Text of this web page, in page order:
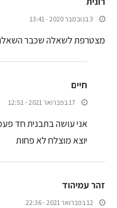
3 בנובמבר 2020 - 13:41
מצטרפת לשאלה שכבר השאלה.
חיים
17 בפברואר 2021 - 12:51
אני עושה בתבנית חד
יוצא מוצלח לא פחות
זהר עמיהוד
12 בפברואר 2021 - 22:36